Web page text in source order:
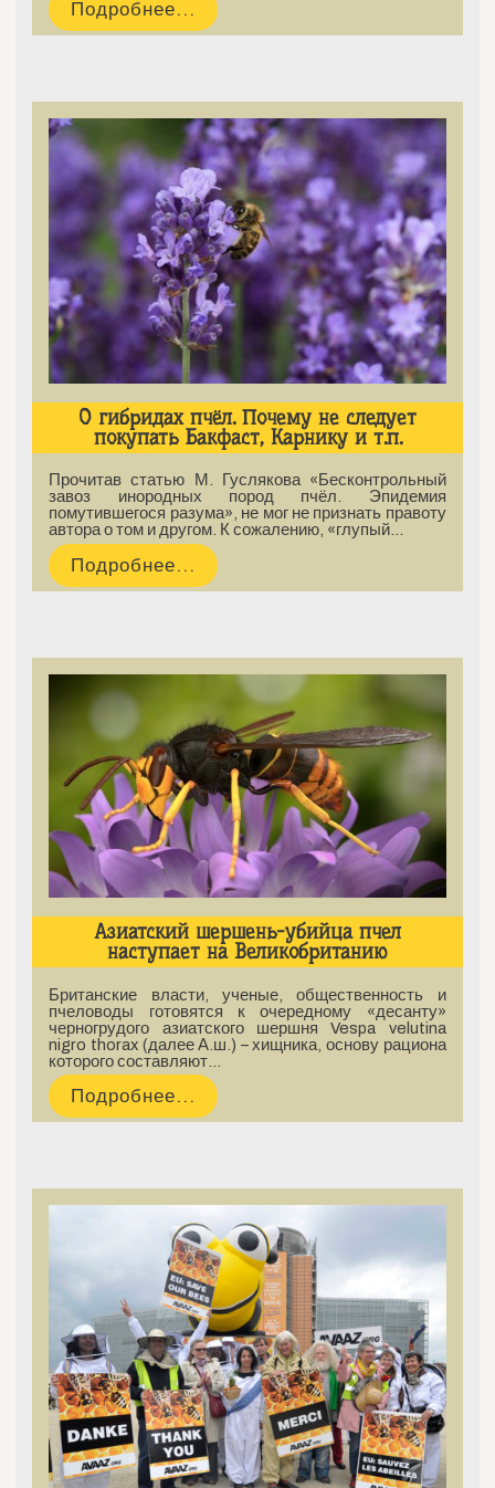
Подробнее...
О гибридах пчёл. Почему не следует
покупать Бакфаст, Карнику и т.п.
Прочитав статью М. Гуслякова «Бесконтрольный
завоз инородных пород пчёл. Эпидемия
помутившегося разума», не мог не признать правоту
автора о том и другом. К сожалению, «глупый…
Подробнее...
Азиатский шершень-убийца пчел
наступает на Великобританию
Британские власти, ученые, общественность и
пчеловоды готовятся к очередному «десанту»
черногрудого азиатского шершня Vespa velutina
nigro thorax (далее А.ш.) – хищника, основу рациона
которого составляют…
Подробнее...